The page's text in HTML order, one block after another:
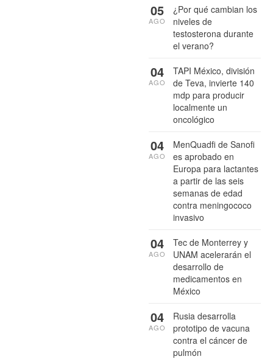
¿Por qué cambian los
niveles de
testosterona durante
el verano?
05
AGO
TAPI México, división
de Teva, invierte 140
mdp para producir
localmente un
oncológico
04
AGO
MenQuadfi de Sanofi
es aprobado en
Europa para lactantes
a partir de las seis
semanas de edad
contra meningococo
invasivo
04
AGO
Tec de Monterrey y
UNAM acelerarán el
desarrollo de
medicamentos en
México
04
AGO
Rusia desarrolla
prototipo de vacuna
contra el cáncer de
pulmón
04
AGO